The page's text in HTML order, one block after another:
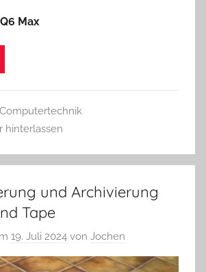
Max
Computertechnik
hinterlassen
und Archivierung
Tape
19. Juli 2024 von Jochen